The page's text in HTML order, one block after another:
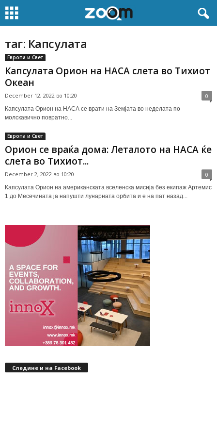
таг: Капсулата
Европа и Свет
Капсулата Орион на НАСА слета во Тихиот
Океан
December 12, 2022 во 10:20 0
Капсулата Орион на НАСА се врати на Земјата во неделата по
молскавично повратно...
Европа и Свет
Орион се враќа дома: Леталото на НАСА ќе
слета во Тихиот...
December 2, 2022 во 10:20 0
Капсулата Орион на американската вселенска мисија без екипаж Артемис
1 до Месечината ја напушти лунарната орбита и е на пат назад...
Следине и на Facebook